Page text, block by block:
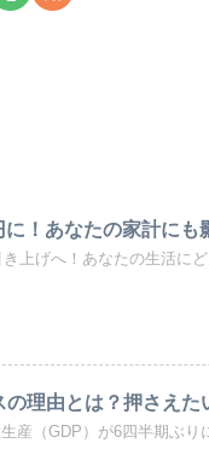
！あなたの家計にも
上げへ！あなたの生活に
理由とは？押さえた
産（GDP）が6四半期ぶり